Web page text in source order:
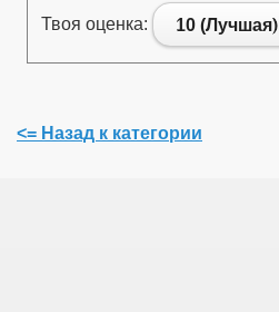
Твоя оценка: 10 (Лучшая)
<= Назад к категории